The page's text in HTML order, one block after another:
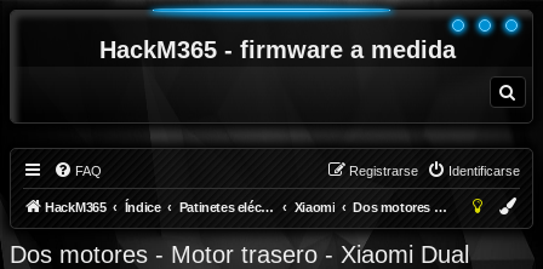
HackM365 - firmware a medida
u
FAQ Identificarse
Registrarse
HackM365 Índice Patinetes eléctricos Xiaomi Dos motores - Motor trasero - Xiaomi Dual
Dos motores - Motor trasero - Xiaomi Dual